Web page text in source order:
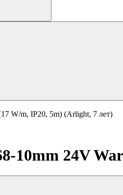
W/m, IP20, 5m) (Arlight, 7 лет)
10mm 24V